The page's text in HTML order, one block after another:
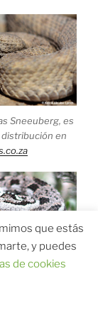
Sneeuberg, es
en
a la
que estás
y puedes
de cookies